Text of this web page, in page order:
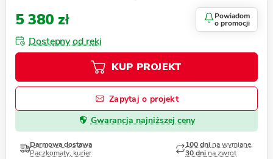
5 380 zł Powiadom
o promocji
Dostępny od ręki
KUP PROJEKT
Zapytaj o projekt
Gwarancja najniższej ceny
Darmowa dostawa
Paczkomaty, kurier
100 dni na wymianę,
30 dni na zwrot